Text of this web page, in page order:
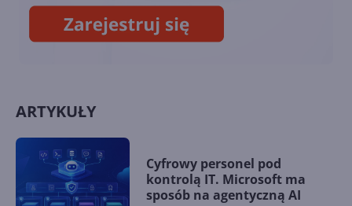
ARTYKUŁY
Cyfrowy personel pod
kontrolą IT. Microsoft ma
sposób na agentyczną AI